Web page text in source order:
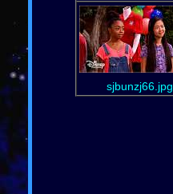
sjbunzj66.jpg